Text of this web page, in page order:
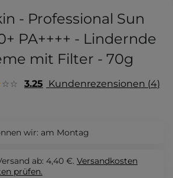
- Professional Sun
PA++++ - Lindernde
mit Filter - 70g
3.25 Kundenrezensionen 4
wir: am Montag
ab: 4,40 €. Versandkosten
prüfen.